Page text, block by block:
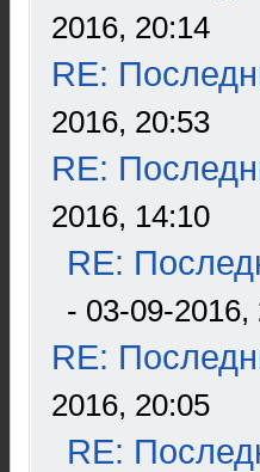
2016, 20:14
RE:
2016, 20:53
RE:
2016, 14:10
RE:
- 03-09-2016,
RE:
2016, 20:05
RE: